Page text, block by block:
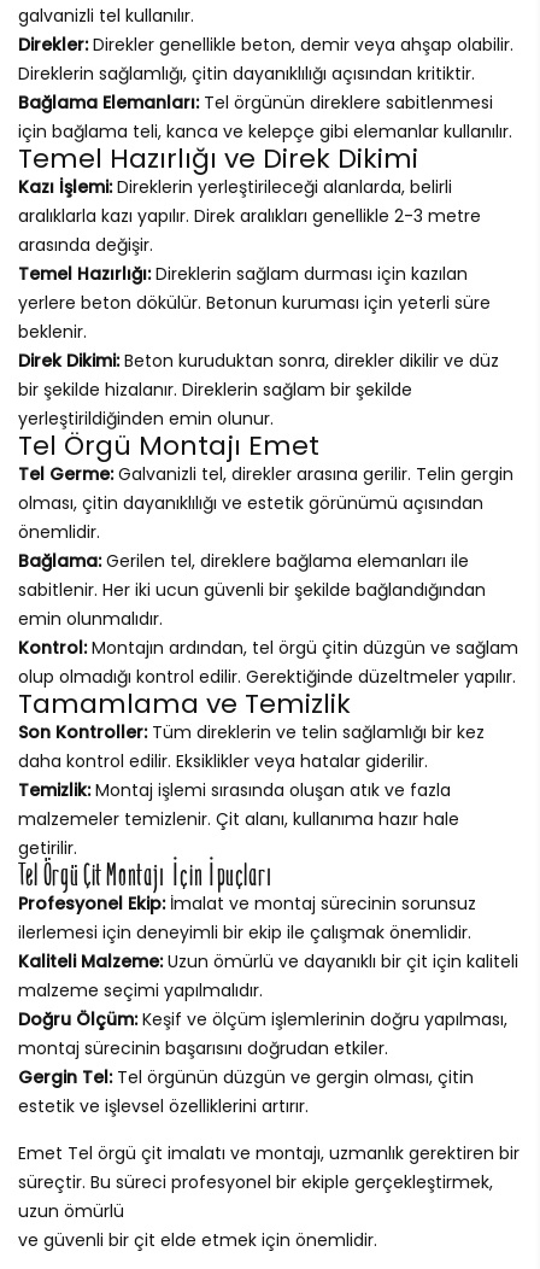
galvanizli tel kullanılır.
Direkler:Direkler genellikle beton, demir veya ahşap olabilir.
Direklerin sağlamlığı, çitin dayanıklılığı açısından kritiktir.
Bağlama Elemanları:Tel örgünün direklere sabitlenmesi
için bağlama teli, kanca ve kelepçe gibi elemanlar kullanılır.
Temel Hazırlığı ve Direk Dikimi
Kazı İşlemi:Direklerin yerleştirileceği alanlarda, belirli
aralıklarla kazı yapılır. Direk aralıkları genellikle 2-3 metre
arasında değişir.
Temel Hazırlığı:Direklerin sağlam durması için kazılan
yerlere beton dökülür. Betonun kuruması için yeterli süre
beklenir.
Direk Dikimi:Beton kuruduktan sonra, direkler dikilir ve düz
bir şekilde hizalanır. Direklerin sağlam bir şekilde
yerleştirildiğinden emin olunur.
Tel Örgü Montajı Emet
Tel Germe:Galvanizli tel, direkler arasına gerilir. Telin gergin
olması, çitin dayanıklılığı ve estetik görünümü açısından
önemlidir.
Bağlama:Gerilen tel, direklere bağlama elemanları ile
sabitlenir. Her iki ucun güvenli bir şekilde bağlandığından
emin olunmalıdır.
Kontrol:Montajın ardından, tel örgü çitin düzgün ve sağlam
olup olmadığı kontrol edilir. Gerektiğinde düzeltmeler yapılır.
Tamamlama ve Temizlik
Son Kontroller:Tüm direklerin ve telin sağlamlığı bir kez
daha kontrol edilir. Eksiklikler veya hatalar giderilir.
Temizlik:Montaj işlemi sırasında oluşan atık ve fazla
malzemeler temizlenir. Çit alanı, kullanıma hazır hale
getirilir.
Tel Örgü Çit Montajı İçin İpuçları
Profesyonel Ekip:İmalat ve montaj sürecinin sorunsuz
ilerlemesi için deneyimli bir ekip ile çalışmak önemlidir.
Kaliteli Malzeme:Uzun ömürlü ve dayanıklı bir çit için kaliteli
malzeme seçimi yapılmalıdır.
Doğru Ölçüm:Keşif ve ölçüm işlemlerinin doğru yapılması,
montaj sürecinin başarısını doğrudan etkiler.
Gergin Tel:Tel örgünün düzgün ve gergin olması, çitin
estetik ve işlevsel özelliklerini artırır.
Emet Tel örgü çit imalatı ve montajı, uzmanlık gerektiren bir
süreçtir. Bu süreci profesyonel bir ekiple gerçekleştirmek,
uzun ömürlü
ve güvenli bir çit elde etmek için önemlidir.